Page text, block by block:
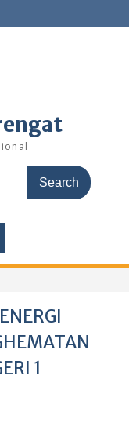
1